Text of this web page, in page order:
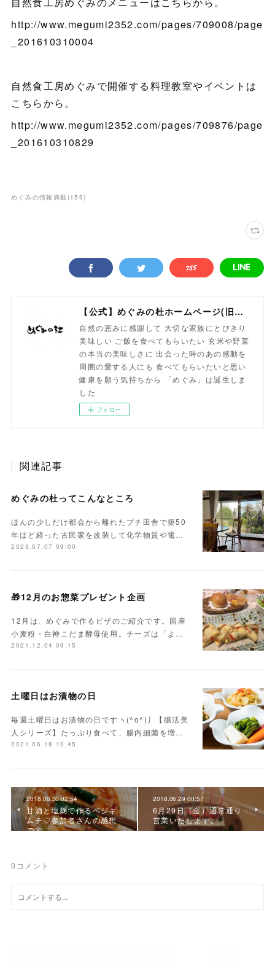
http://www.megumi2352.com/pages/709008/page
_201610310004
自然食工房めぐみで開催する料理教室やイベントは
こちらから。
http://www.megumi2352.com/pages/709876/page
_201610310829
めぐみの情報満載(159)
【公式】めぐみの杜ホームページ(旧自然食工房）
自然の恵みに感謝して 大切な家族にとびきり
美味しい ご飯を食べてもらいたい 玄米や野菜
の本当の美味しさに 出会った時のあの感動を
周囲の愛する人にも 食べてもらいたいと思い
健康を願う気持ちから 「めぐみ」は誕生しま
した
フォロー
関連記事
めぐみの杜ってこんなところ
ほんの少しだけ都会から離れたプチ田舎で築50
年ほど経った古民家を改装して化学物質や電…
2023.07.07 09:00
🎁12月のお惣菜プレゼント企画
12月は、めぐみで作るピザのご紹介です。国産
小麦粉・白神こだま酵母使用。チーズは「よ…
2021.12.04 09:15
土曜日はお漬物の日
毎週土曜日はお漬物の日ですヽ(^o^)丿【腸活美
人シリーズ】たっぷり食べて、腸内細菌を増…
2021.06.18 10:45
2018.06.30 02:54
甘酒と塩麹で作るベジキ
ムチ♡参加者さんの感想
です。
2018.06.29 00:57
6月29日（金）通常通り
営業いたします。
0 コメント